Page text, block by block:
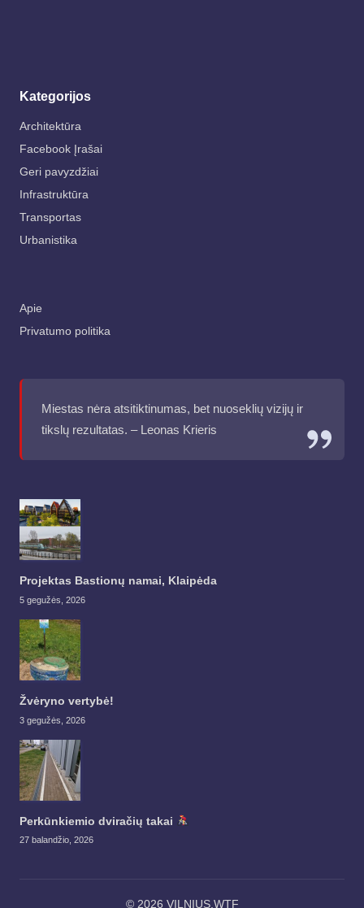
Kategorijos
Architektūra
Facebook Įrašai
Geri pavyzdžiai
Infrastruktūra
Transportas
Urbanistika
Apie
Privatumo politika
Miestas nėra atsitiktinumas, bet nuoseklių vizijų ir
tikslų rezultatas. – Leonas Krieris
Projektas Bastionų namai, Klaipėda
5 gegužės, 2026
Žvėryno vertybė!
3 gegužės, 2026
Perkūnkiemio dviračių takai
27 balandžio, 2026
© 2026 VILNIUS.WTF